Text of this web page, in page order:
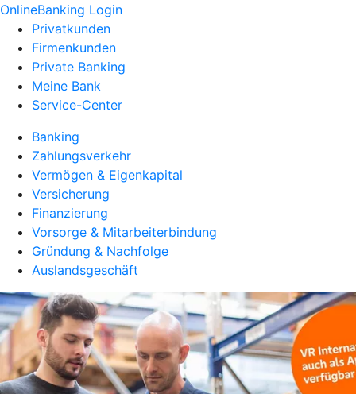
OnlineBanking Login
Privatkunden
Firmenkunden
Private Banking
Meine Bank
Service-Center
Banking
Zahlungsverkehr
Vermögen & Eigenkapital
Versicherung
Finanzierung
Vorsorge & Mitarbeiterbindung
Gründung & Nachfolge
Auslandsgeschäft